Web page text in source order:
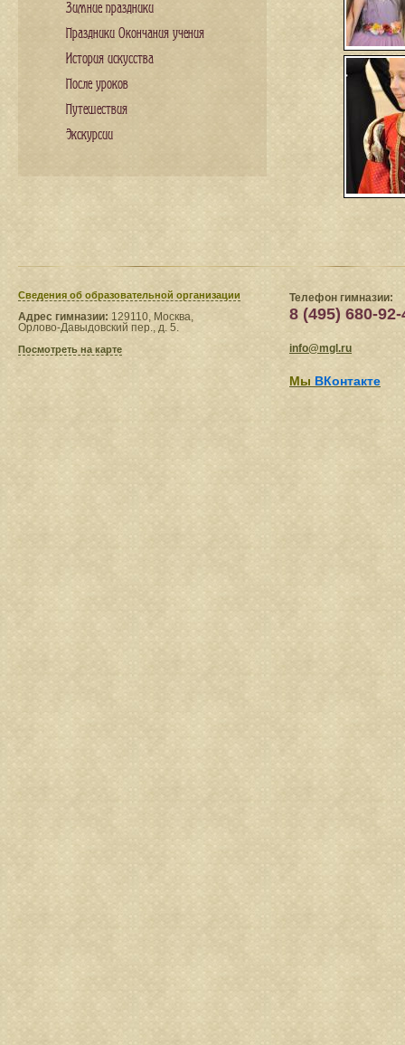
Зимние праздники
Праздники Окончания учения
История искусства
После уроков
Путешествия
Экскурсии
Сведения​ об образовательной организации
Адрес гимназии: 129110, Москва,
Орлово-Давыдовский пер., д. 5.
Посмотреть на карте
Телефон гимназии:
8 (495) 680-92-
info@mgl.ru
Мы ВКонтакте